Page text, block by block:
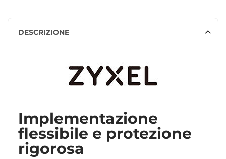
DESCRIZIONE
Implementazione
flessibile e protezione
rigorosa